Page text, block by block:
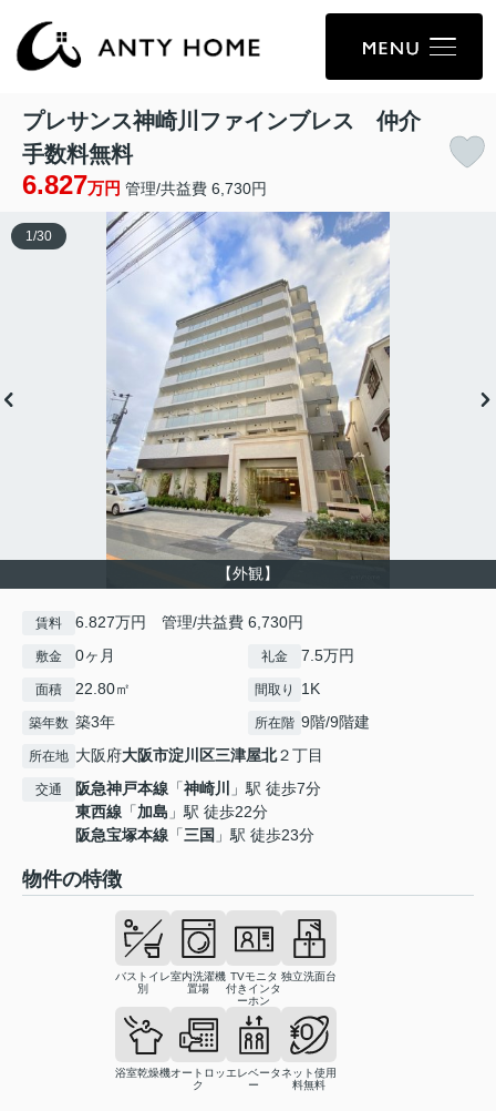
プレサンス神崎川ファインブレス 仲介
手数料無料
6.827万円 管理/共益費 6,730円
【外観】
1 /30
賃料 6.827万円 管理/共益費 6,730円
敷金 0ヶ月 礼金 7.5万円
面積 22.80㎡ 間取り 1K
築年数 築3年 所在階 9階/9階建
所在地 大阪府大阪市淀川区三津屋北２丁目
交通 阪急神戸本線 「神崎川
」駅 徒歩7分
東西線 「加島 」駅 徒歩22分
阪急宝塚本線 「三国 」駅 徒歩23分
物件の特徴
バストイレ
別
室内洗濯機
置場
TVモニタ
付きインタ
ーホン
独立洗面台
浴室乾燥機オートロッ
ク
エレベータ
ー
ネット使用
料無料